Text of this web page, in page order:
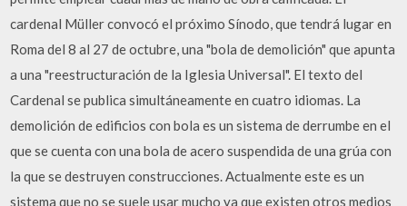
cardenal Müller convocó el próximo Sínodo, que tendrá lugar en
Roma del 8 al 27 de octubre, una "bola de demolición" que apunta
a una "reestructuración de la Iglesia Universal". El texto del
Cardenal se publica simultáneamente en cuatro idiomas. La
demolición de edificios con bola es un sistema de derrumbe en el
que se cuenta con una bola de acero suspendida de una grúa con
la que se destruyen construcciones. Actualmente este es un
sistema que no se suele usar mucho ya que existen otros medios